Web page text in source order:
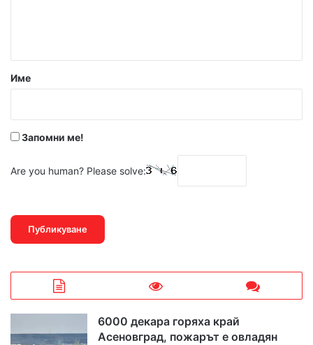
р
Име
Запомни ме!
Are you human? Please solve:
6000 декара горяха край
Асеновград, пожарът е овладян